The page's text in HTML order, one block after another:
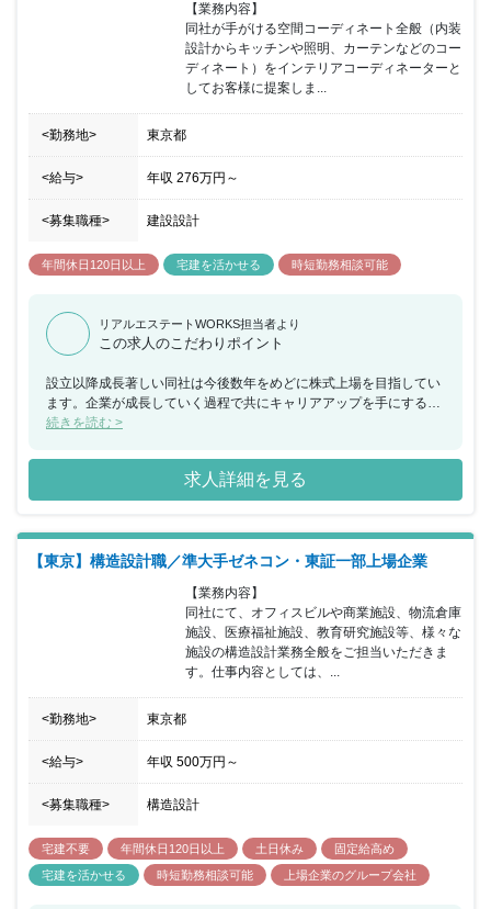
【業務内容】
同社が手がける空間コーディネート全般（内装
設計からキッチンや照明、カーテンなどのコー
ディネート）をインテリアコーディネーターと
してお客様に提案しま...
<勤務地> 東京都
<給与> 年収 276万円 ～
<募集職種> 建設設計
年間休日120日以上 宅建を活かせる 時短勤務相談可能
リアルエステートWORKS担当者より
この求人のこだわりポイント
設立以降成長著しい同社は今後数年をめどに株式上場を目指してい
ます。企業が成長していく過程で共にキャリアアップを手にするこ
とができます。同社の事業軸として「住宅販売」があるため、その
献することができます。また比較的20代～30代前半の社員も多く、
若手でも活躍できる環境です。
続きを読む >
求人詳細を見る
【東京】構造設計職／準大手ゼネコン・東証一部上場企業
【業務内容】
同社にて、オフィスビルや商業施設、物流倉庫
施設、医療福祉施設、教育研究施設等、様々な
施設の構造設計業務全般をご担当いただきま
す。仕事内容としては、...
<勤務地> 東京都
<給与> 年収 500万円 ～
<募集職種> 構造設計
宅建不要 年間休日120日以上 土日休み
固定給高め
宅建を活かせる
時短勤務相談可能 上場企業のグループ会社